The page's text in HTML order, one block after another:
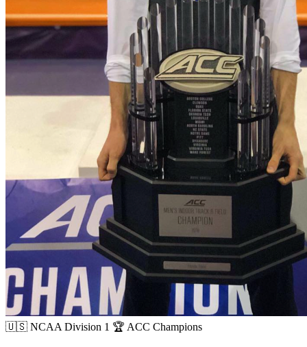
🇺🇸 NCAA Division 1 🏆 ACC Champions